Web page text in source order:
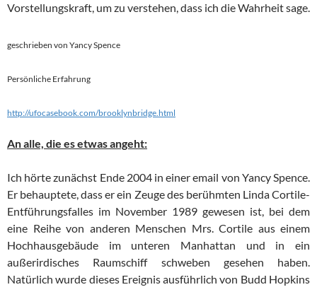
Vorstellungskraft, um zu verstehen, dass ich die Wahrheit sage.
geschrieben von Yancy Spence
Persönliche Erfahrung
http://ufocasebook.com/brooklynbridge.html
An alle, die es etwas angeht:
Ich hörte zunächst Ende 2004 in einer email von Yancy Spence.
Er behauptete, dass er ein Zeuge des berühmten Linda Cortile-
Entführungsfalles im November 1989 gewesen ist, bei dem
eine Reihe von anderen Menschen Mrs. Cortile aus einem
Hochhausgebäude im unteren Manhattan und in ein
außerirdisches Raumschiff schweben gesehen haben.
Natürlich wurde dieses Ereignis ausführlich von Budd Hopkins